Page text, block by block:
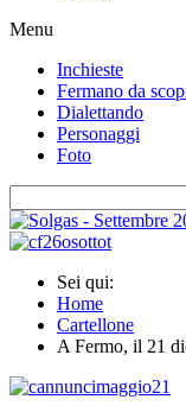
Menu
Inchieste
Fermano da
Dialettando
Personaggi
Foto
Sei qui:
Home
Cartellone
A Fermo, il 21